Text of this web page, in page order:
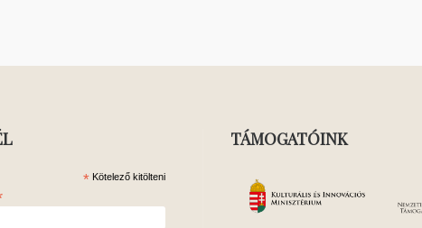
* Kötelező kitölteni
TÁMOGATÓINK